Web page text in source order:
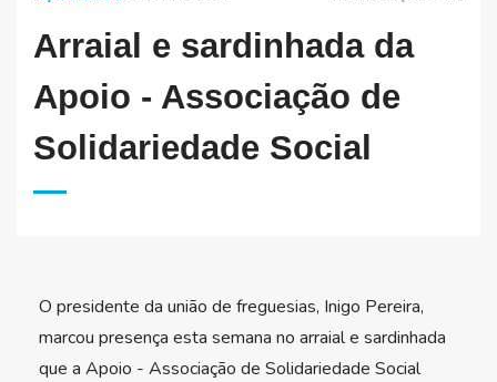
Arraial e sardinhada da
Apoio - Associação de
Solidariedade Social
O presidente da união de freguesias, Inigo Pereira,
marcou presença esta semana no arraial e sardinhada
que a Apoio - Associação de Solidariedade Social